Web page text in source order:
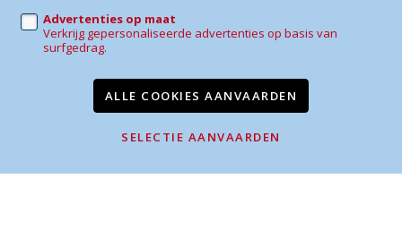
Te koop Te huur
Wijzig cookie voorkeuren
privacy powered by Whise
Advertenties op maat
Verkrijg gepersonaliseerde advertenties op basis van
surfgedrag.
ALLE COOKIES AANVAARDEN
SELECTIE AANVAARDEN